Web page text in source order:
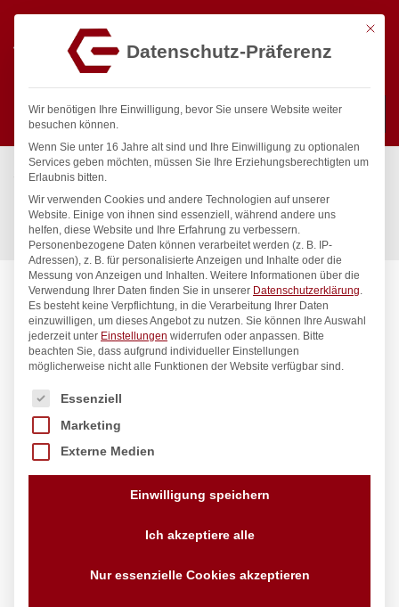
Suchen
Start / Gastronomiebedarf & Gastro Geräte für Profis
Küchenartikel
Gastronormbehälter
/
Deckel für Gastronorm-Behälter, HENDI, Profi Line, GN 1/9,
176x108mm
Mit
Datenschutz-Präferenz
Wir benötigen Ihre Einwilligung, bevor Sie unsere Website weiter
besuchen können.
Wenn Sie unter 16 Jahre alt sind und Ihre Einwilligung zu optionalen
Services geben möchten, müssen Sie Ihre Erziehungsberechtigten um
Erlaubnis bitten.
Wir verwenden Cookies und andere Technologien auf unserer
Website. Einige von ihnen sind essenziell, während andere uns
helfen, diese Website und Ihre Erfahrung zu verbessern.
Personenbezogene Daten können verarbeitet werden (z. B. IP-
Adressen), z. B. für personalisierte Anzeigen und Inhalte oder die
Messung von Anzeigen und Inhalten. Weitere Informationen über die
Verwendung Ihrer Daten finden Sie in unserer Datenschutzerklärung.
Es besteht keine Verpflichtung, in die Verarbeitung Ihrer Daten
einzuwilligen, um dieses Angebot zu nutzen. Sie können Ihre Auswahl
jederzeit unter Einstellungen widerrufen oder anpassen. Bitte
beachten Sie, dass aufgrund individueller Einstellungen
möglicherweise nicht alle Funktionen der Website verfügbar sind.
Es folgt eine Liste der Service-Gruppen, für die eine
Essenziell
Marketing
Externe Medien
Einwilligung speichern
Ich akzeptiere alle
Nur essenzielle Cookies akzeptieren